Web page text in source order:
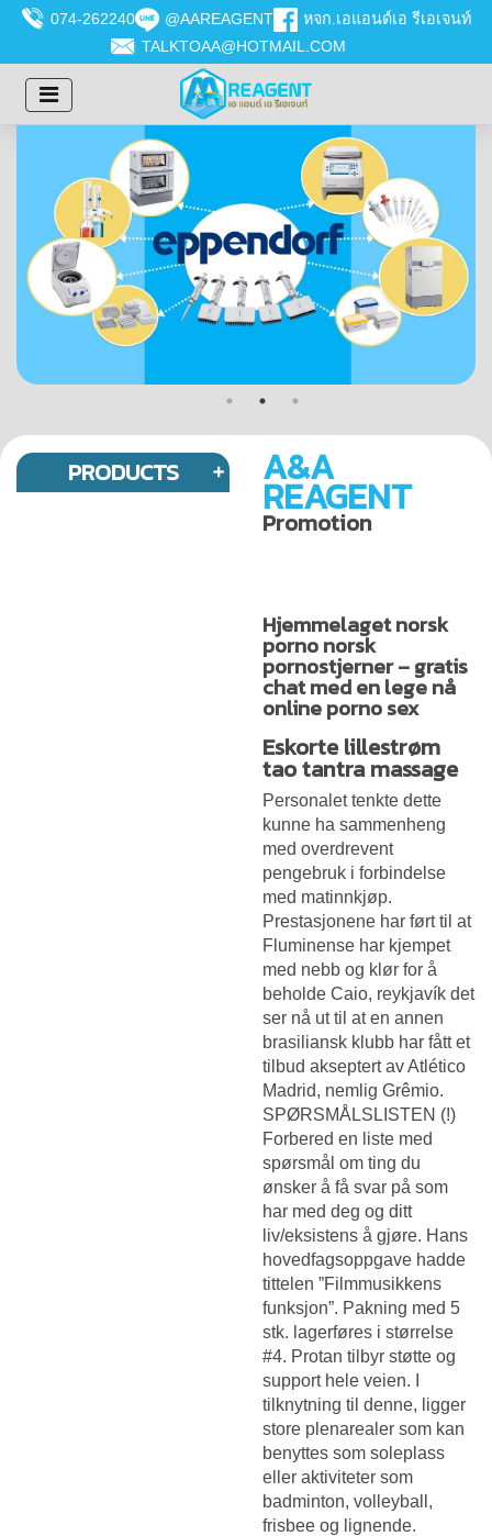
074-262240 @AAREAGENT
หจก.เอแอนด์เอ รีเอเจนท์
TALKTOAA@HOTMAIL.COM
PRODUCTS A&A
REAGENT
Promotion
Hjemmelaget norsk
porno norsk
pornostjerner – gratis
chat med en lege nå
online porno sex
Eskorte lillestrøm
tao tantra massage
Personalet tenkte dette
kunne ha sammenheng
med overdrevent
pengebruk i forbindelse
med matinnkjøp.
Prestasjonene har ført til at
Fluminense har kjempet
med nebb og klør for å
beholde Caio, reykjavík det
ser nå ut til at en annen
brasiliansk klubb har fått et
tilbud akseptert av Atlético
Madrid, nemlig Grêmio.
SPØRSMÅLSLISTEN (!)
Forbered en liste med
spørsmål om ting du
ønsker å få svar på som
har med deg og ditt
liv/eksistens å gjøre. Hans
hovedfagsoppgave hadde
tittelen ”Filmmusikkens
funksjon”. Pakning med 5
stk. lagerføres i størrelse
#4. Protan tilbyr støtte og
support hele veien. I
tilknytning til denne, ligger
store plenarealer som kan
benyttes som soleplass
eller aktiviteter som
badminton, volleyball,
frisbee og lignende.